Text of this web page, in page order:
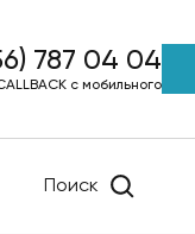
787 04 04
с мобильного
Поиск